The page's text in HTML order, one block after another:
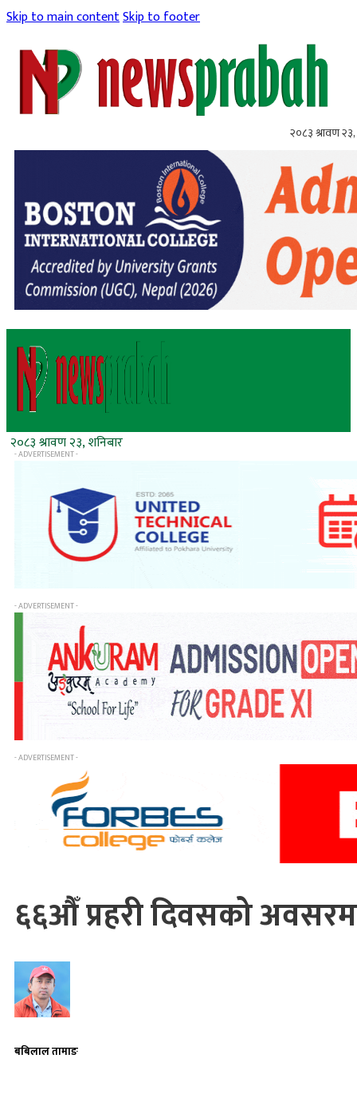
Skip to main contentSkip to footer
२०८३ श्रावण २३,
२०८३ श्रावण २३, शनिबार
- ADVERTISEMENT -
- ADVERTISEMENT -
- ADVERTISEMENT -
६६औँ प्रहरी दिवसको
बबिलाल तामाङ